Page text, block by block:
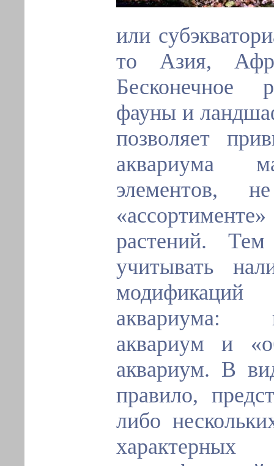
или
то Азия,
Бесконечное
фауны и
позволяет
аквариума
элементов,
растений.
учитывать
аквариума:
аквариум и
аквариум. В
правило,
либо